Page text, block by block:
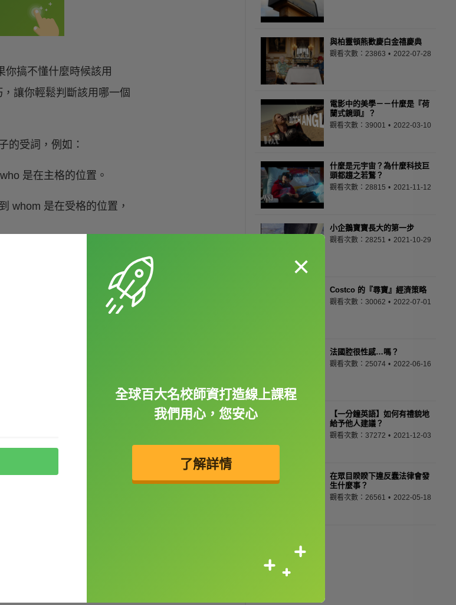
你搞不懂什麼時候該用
讓你輕鬆判斷該用哪一個
的受詞，例如：
是在主格的位置。
whom 是在受格的位置，
him 來回答一個句子，那麼
演講？）
答案，就可以變成：
與柏靈頓熊歡慶白金禧慶典
觀看次數：23863 2022-07-28
電影中的美學－－什麼是『荷
蘭式鏡頭』？
觀看次數：39001 2022-03-10
什麼是元宇宙？為什麼科技巨
頭都趨之若鶩？
觀看次數：28815 2021-11-12
小企鵝寶寶長大的第一步
觀看次數：28251 2021-10-29
Costco 的『尋寶』經濟策略
觀看次數：30062 2022-07-01
法國腔很性感…嗎？
觀看次數：25074 2022-06-16
【一分鐘英語】如何有禮貌地
給予他人建議？
觀看次數：37272 2021-12-03
在眾目睽睽下違反蠢法律會發
生什麼事？
觀看次數：26561 2022-05-18
×
全球百大名校師資打造線上課程
我們用心，您安心
了解詳情